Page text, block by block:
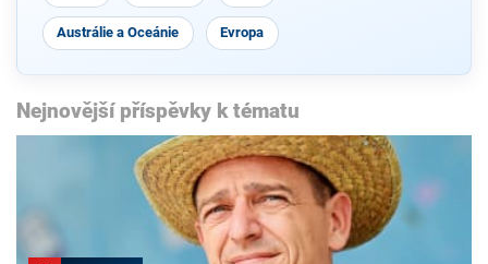
Austrálie a Oceánie Evropa
Nejnovější příspěvky k tématu